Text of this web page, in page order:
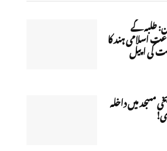
طلبہ کے
اسلامی ہند کا
کی اپیل
مسجد میں داخلہ